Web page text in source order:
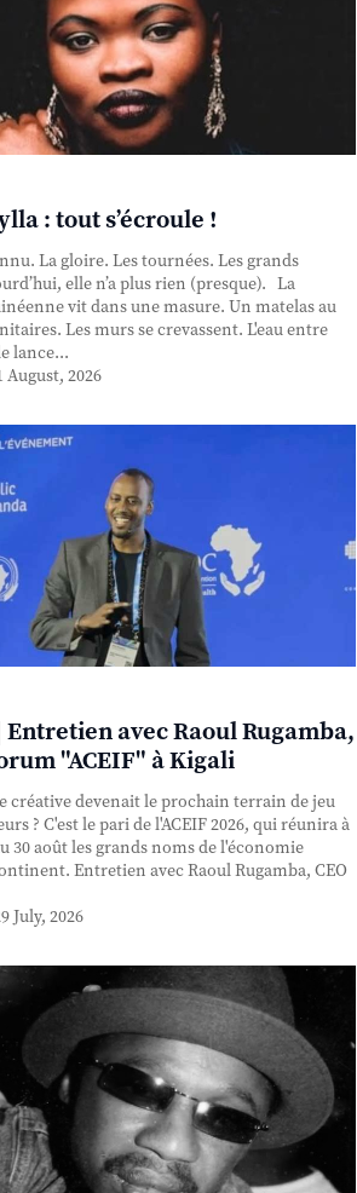
: tout s’écroule !
La gloire. Les tournées. Les grands
elle n’a plus rien (presque). La
vit dans une masure. Un matelas au
Les murs se crevassent. L'eau entre
lance...
August, 2026
avec Raoul Rugamba,
"ACEIF" à Kigali
créative devenait le prochain terrain de jeu
? C'est le pari de l'ACEIF 2026, qui réunira à
30 août les grands noms de l'économie
Entretien avec Raoul Rugamba, CEO
July, 2026